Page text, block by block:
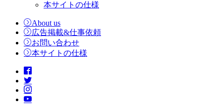
本サイトの仕様
About us
広告掲載&仕事依頼
お問い合わせ
本サイトの仕様